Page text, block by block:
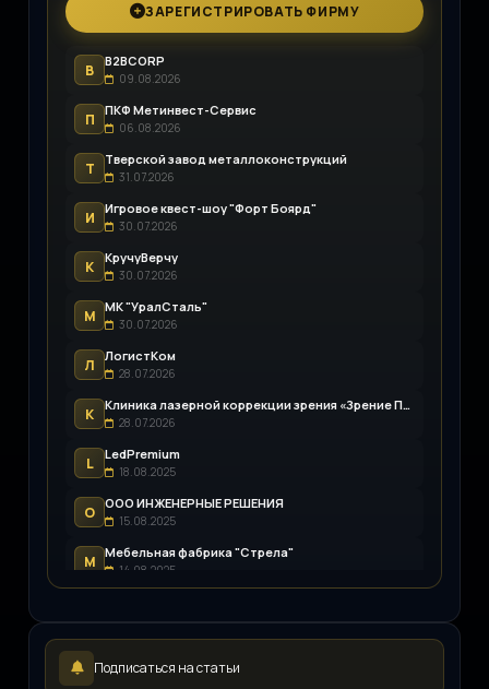
ЗАРЕГИСТРИРОВАТЬ ФИРМУ
B
B2BCORP
09.08.2026
П
ПКФ Метинвест-Сервис
06.08.2026
Т
Тверской завод металлоконструкций
31.07.2026
И
Игровое квест-шоу "Форт Боярд"
30.07.2026
К
КручуВерчу
30.07.2026
М
МК "УралСталь"
30.07.2026
Л
ЛогистКом
28.07.2026
К
Клиника лазерной коррекции зрения «Зрение Пенза»
28.07.2026
L
LedPremium
18.08.2025
О
ООО ИНЖЕНЕРНЫЕ РЕШЕНИЯ
15.08.2025
М
Мебельная фабрика "Стрела"
14.08.2025
В 12.08.2025
Подписаться на статьи